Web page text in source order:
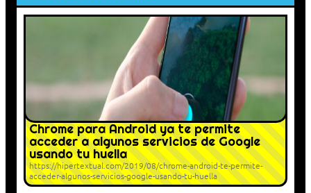
Chrome para Android ya te permite
acceder a algunos servicios de Google
usando tu huella
https://hipertextual.com/2019/08/chrome-android-te-permite-
acceder-algunos-servicios-google-usando-tu-huella